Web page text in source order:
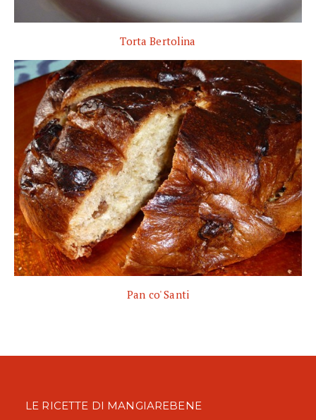
Torta Bertolina
Pan co' Santi
LE RICETTE DI MANGIAREBENE